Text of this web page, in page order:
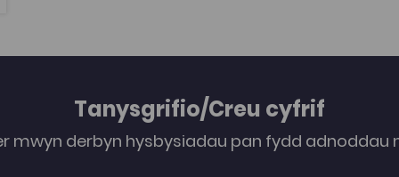
Tanysgrifio/Creu cyfrif
mwyn derbyn hysbysiadau pan fydd adnoddau